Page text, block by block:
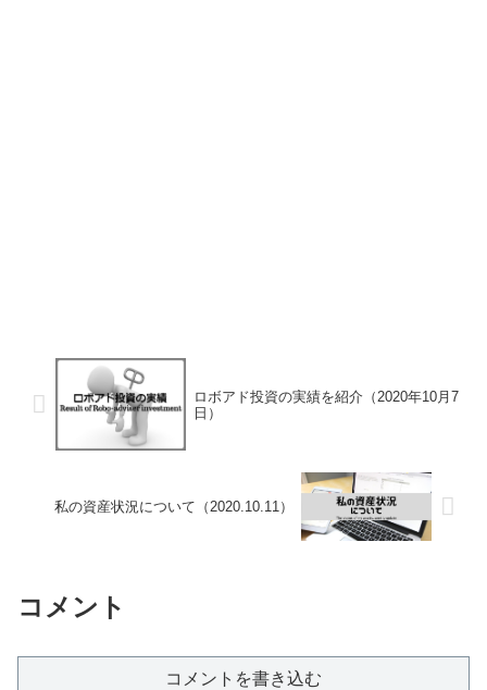
ロボアド投資の実績を紹介（2020年10月7
日）
私の資産状況について（2020.10.11）
コメント
コメントを書き込む